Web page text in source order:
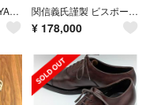
【値下げ】SANYO YAMACHO シングルモンク ６ 1/2（24.5cm） 関信義氏謹製 ビスポーク 美品 山長 九分仕立て 9.5E ツリー付き ブーツ
¥ 178,000